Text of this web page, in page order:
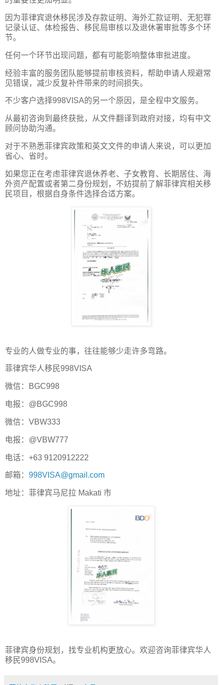
因为菲律宾退休移民涉及存款证明、海外汇款证明、无犯罪
记录认证、体检报告、移民局审核以及退休署审批等多个环
节。
任何一个环节出现问题，都有可能影响整体审批进度。
经验丰富的服务团队能够提前审核资料，帮助申请人规避常
见错误，减少反复补件带来的时间损失。
不少客户选择998VISA的另一个原因，是全程中文服务。
从最初咨询到最终获批，从文件翻译到政府对接，均有中文
顾问协助沟通。
对于不熟悉菲律宾政策和英文文件的申请人来说，可以更加
省心、省时。
如果您正在考虑菲律宾退休养老、子女教育、长期居住、海
外资产配置或者第二身份规划，不妨提前了解菲律宾相关移
民项目，根据自身条件选择合适方案。
专业的人做专业的事，往往能够少走许多弯路。
菲律宾华人移民998VISA
微信：BGC998
电报：@BGC998
微信：VBW333
电报：@VBW777
电话：+63 9120912222
邮箱： 998VISA@gmail.com
地址：菲律宾马尼拉 Makati 市
菲律宾身份规划，找专业机构更放心。欢迎咨询菲律宾华人
移民998VISA。